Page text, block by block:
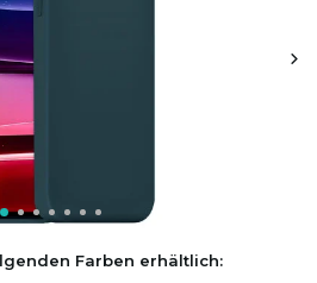
Farben erhältlich: